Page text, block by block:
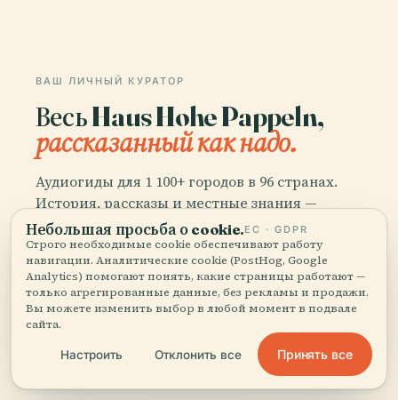
ВАШ ЛИЧНЫЙ КУРАТОР
Весь Haus Hohe Pappeln,
рассказанный как надо.
Аудиогиды для 1 100+ городов в 96 странах.
История, рассказы и местные знания —
доступно офлайн.
Скачать приложение
Присоединяйтесь к 50 000+
путешественников
Небольшая просьба о cookie.ЕС · GDPR
Строго необходимые cookie обеспечивают работу
навигации. Аналитические cookie (PostHog, Google
Analytics) помогают понять, какие страницы работают —
только агрегированные данные, без рекламы и продажи.
Вы можете изменить выбор в любой момент в подвале
сайта.
Настроить Отклонить все Принять все